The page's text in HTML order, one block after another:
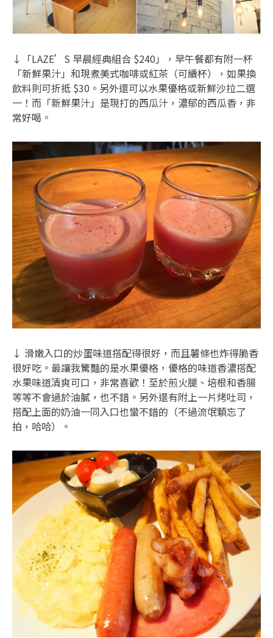
↓「LAZE’S 早晨經典組合 $240」，早午餐都有附一杯
「新鮮果汁」和現煮美式咖啡或紅茶（可續杯），如果換
飲料則可折抵 $30。另外還可以水果優格或新鮮沙拉二選
一！而「新鮮果汁」是現打的西瓜汁，濃郁的西瓜香，非
常好喝。
↓ 滑嫩入口的炒蛋味道搭配得很好，而且薯條也炸得脆香
很好吃。最讓我驚豔的是水果優格，優格的味道香濃搭配
水果味道清爽可口，非常喜歡！至於煎火腿、培根和香腸
等等不會過於油膩，也不錯。另外還有附上一片烤吐司，
搭配上面的奶油一同入口也蠻不錯的（不過流氓顆忘了
拍，哈哈）。